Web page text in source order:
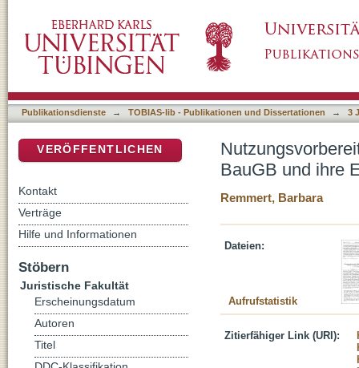
Entschädigung bei Entwertung durch
Publikationsdienste → TOBIAS-lib - Publikationen und Dissertationen → 3
BauGB und ihre
Remmert, Barbara
Dateien:
Aufrufstatistik
Zitierfähiger Link (URI):
VERÖFFENTLICHEN
Kontakt
Verträge
Hilfe und Informationen
Stöbern
Juristische Fakultät
Erscheinungsdatum
Autoren
Titel